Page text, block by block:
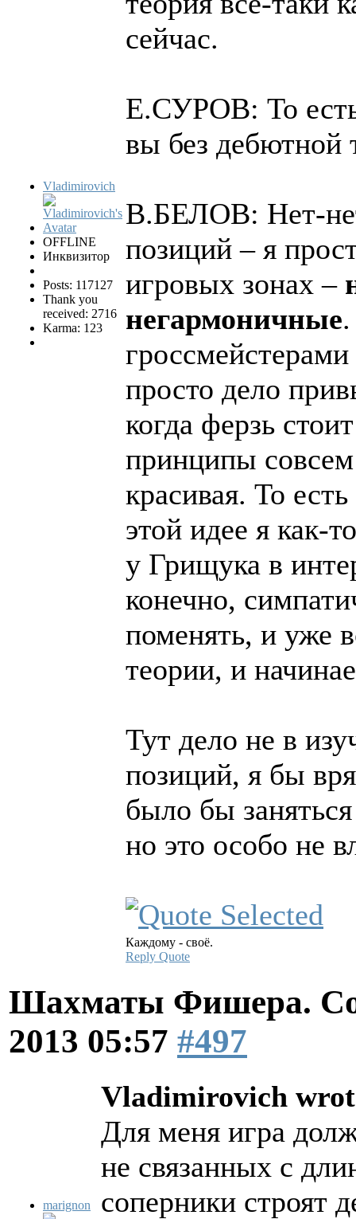
Vladimirovich
OFFLINE
Инквизитор
Posts: 117127
Thank you
received: 2716
Karma: 123
сейчас.
Е.СУРОВ: То
вы без дебютной
В.БЕЛОВ: Нет-
позиций – я
игровых зонах –
негармоничные
просто дело
когда ферзь
принципы совсем
красивая. То
этой идее я как-
у Грищука в
конечно,
поменять, и уже
теории, и
Тут дело не в
позиций, я бы
было бы
но это особо не
Каждому - своё.
Reply Quote
Шахматы Фишера.
2013 05:57 #497
marignon
Vladimirovich
Для меня игра
не связанных с
соперники строят